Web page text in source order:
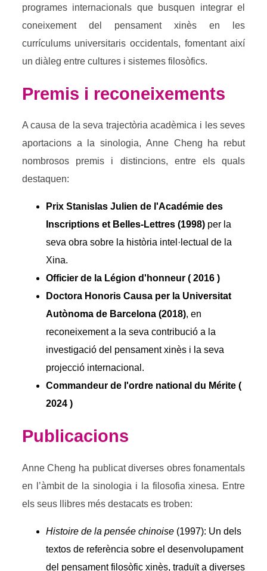
programes internacionals que busquen integrar el
coneixement del pensament xinès en les
currículums universitaris occidentals, fomentant així
un diàleg entre cultures i sistemes filosòfics.
Premis i reconeixements
A causa de la seva trajectòria acadèmica i les seves
aportacions a la sinologia, Anne Cheng ha rebut
nombrosos premis i distincions, entre els quals
destaquen:
Prix Stanislas Julien de l'Académie des
Inscriptions et Belles-Lettres (1998) per la
seva obra sobre la història intel·lectual de la
Xina.
Officier de la Légion d'honneur‎ ( 2016 )
Doctora Honoris Causa per la Universitat
Autònoma de Barcelona (2018), en
reconeixement a la seva contribució a la
investigació del pensament xinès i la seva
projecció internacional.
Commandeur de l'ordre national du Mérite (
2024 )
Publicacions
Anne Cheng ha publicat diverses obres fonamentals
en l’àmbit de la sinologia i la filosofia xinesa. Entre
els seus llibres més destacats es troben:
Histoire de la pensée chinoise(1997): Un dels
textos de referència sobre el desenvolupament
del pensament filosòfic xinès, traduït a diverses